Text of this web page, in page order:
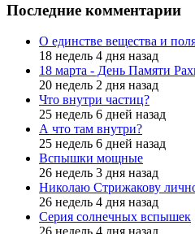
Последние комментарии
О единстве вещества и
18 недель 4 дня назад
18 марта - День Памяти
20 недель 2 дня назад
Что внутри частиц?
25 недель 6 дней назад
А что там внутри?
25 недель 6 дней назад
Вспышки мощные
26 недель 3 дня назад
Николаю Стрижакову
26 недель 4 дня назад
Серия солнечных вспышек